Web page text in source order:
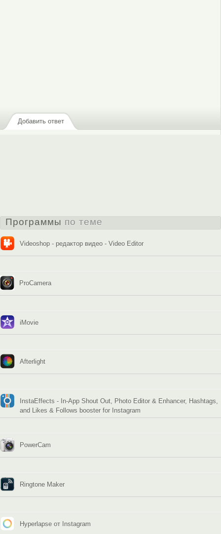
Добавить ответ
Программы по теме
Videoshop - редактор видео - Video Editor
ProCamera
iMovie
Afterlight
InstaEffects - In-App Shout Out, Photo Editor & Enhancer, Hashtags,
and Likes & Follows booster for Instagram
PowerCam
Ringtone Maker
Hyperlapse от Instagram